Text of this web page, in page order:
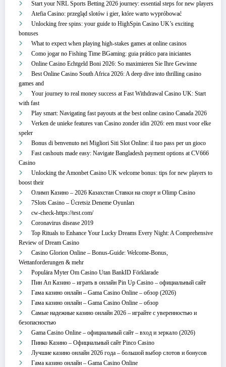
Start your NRL Sports Betting 2026 journey: essential steps for new players
Atefia Casino: przegląd slotów i gier, które warto wypróbować
Unlocking free spins: your guide to HighSpin Casino UK’s exciting
bonuses
What to expect when playing high-stakes games at online casinos
Como jogar no Fishing Time BGaming: guia prático para iniciantes
Online Casino Echtgeld Boni 2026: So maximieren Sie Ihre Gewinne
Best Online Casino South Africa 2026: A deep dive into thrilling casino
games and
Your journey to real money success at Fast Withdrawal Casino UK: Start
with fast
Play smart: Navigating fast payouts at the best online casino Canada 2026
Verken de unieke features van Casino zonder idin 2026: een must voor elke
speler
Bonus di benvenuto nei Migliori Siti Slot Online: il tuo pass per un gioco
Fast cashouts made easy: Navigate Bangladesh payment options at CV666
Casino
Unlocking the Amonbet Casino UK welcome bonus: tips for new players to
boost their
Олимп Казино – 2026 Казахстан Ставки на спорт и Olimp Casino
7Slots Casino – Ücretsiz Deneme Oyunları
cw-check-https://test.com/
Coronavirus disease 2019
Top Rituals to Enhance Your Lucky Dreams Every Night: A Comprehensive
Review of Dream Casino
Casino Glorion Online – Bonus‑Guide: Welcome‑Bonus,
Wettanforderungen & mehr
Populära Myter Om Casino Utan BankID Förklarade
Пин Ап Казино – играть в онлайн Pin Up Casino – официальный сайт
Гама казино онлайн – Gama Casino Online – обзор (2026)
Гама казино онлайн – Gama Casino Online – обзор
Самые надежные казино онлайн 2026 – играйте с уверенностью и
безопасностью
Gama Casino Online – официальный сайт – вход и зеркало (2026)
Пинко Казино – Официальный сайт Pinco Casino
Лучшие казино онлайн 2026 года – большой выбор слотов и бонусов
Гама казино онлайн – Gama Casino Online